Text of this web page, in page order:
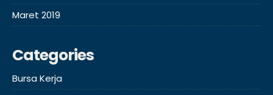
Maret 2019
Categories
Bursa Kerja